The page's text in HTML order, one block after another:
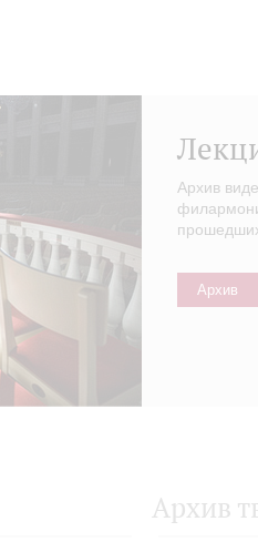
Архив
Архив
Архив